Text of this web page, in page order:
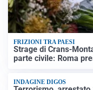
FRIZIONI TRA PAESI
Strage di Crans-
parte civile: Roma
INDAGINE DIGOS